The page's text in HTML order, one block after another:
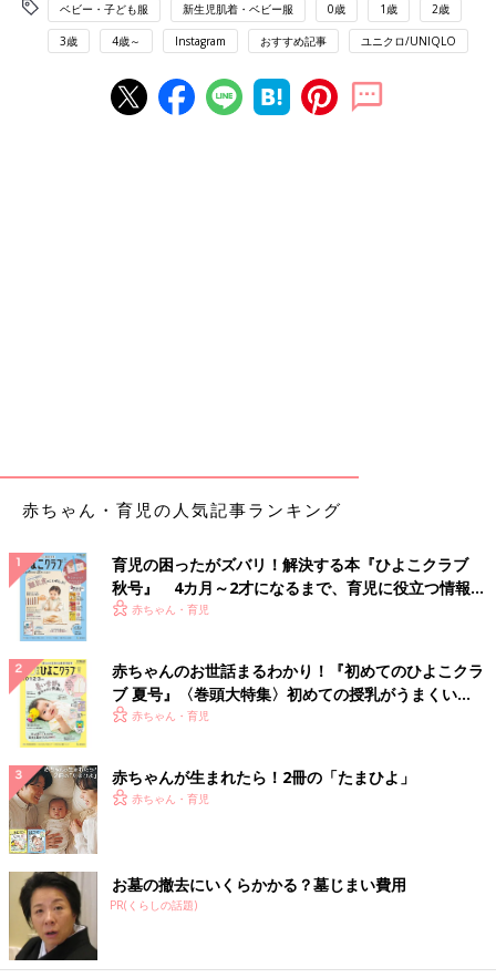
ベビー・子ども服 新生児肌着・ベビー服 0歳 1歳 2歳
3歳 4歳～ Instagram おすすめ記事 ユニクロ/UNIQLO
赤ちゃん・育児の人気記事ランキング
育児の困ったがズバリ！解決する本『ひよこクラブ
秋号』 4カ月～2才になるまで、育児に役立つ情報が
いっぱい！
赤ちゃん・育児
赤ちゃんのお世話まるわかり！『初めてのひよこクラ
ブ 夏号』〈巻頭大特集〉初めての授乳がうまくい
く！ おっぱい・ミルクの基本と夏のトラブル 解決テ
赤ちゃん・育児
赤ちゃんが生まれたら！2冊の「たまひよ」
赤ちゃん・育児
お墓の撤去にいくらかかる？墓じまい費用
PR(くらしの話題)